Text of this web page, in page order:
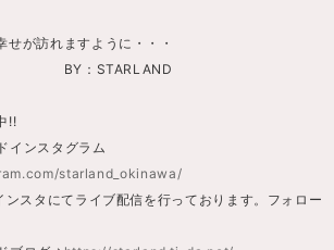
せが訪れますように・・・
!!
インスタグラム
starland_okinawa/
スタにてライブ配信を行っております。フォロー